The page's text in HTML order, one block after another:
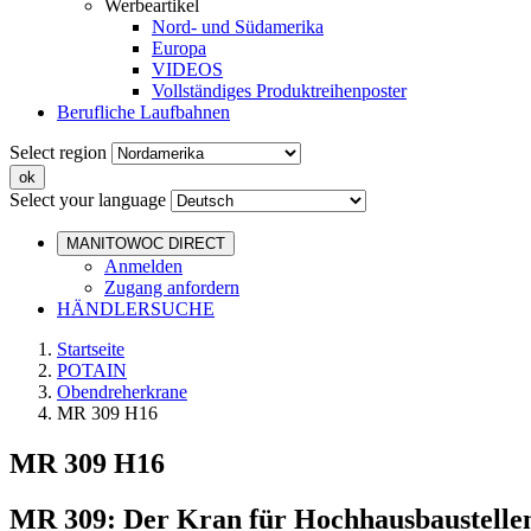
Werbeartikel
Nord- und Südamerika
Europa
VIDEOS
Vollständiges Produktreihenposter
Berufliche Laufbahnen
Select region
Select your language
MANITOWOC DIRECT
Anmelden
Zugang anfordern
HÄNDLERSUCHE
Startseite
POTAIN
Obendreherkrane
MR 309 H16
MR 309 H16
MR 309: Der Kran für